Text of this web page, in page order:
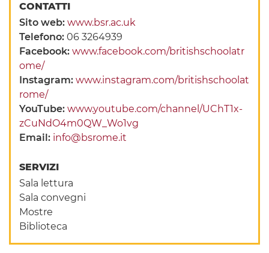
CONTATTI
Sito web:www.bsr.ac.uk
Telefono:06 3264939
Facebook:www.facebook.com/britishschoolatr
ome/
Instagram:www.instagram.com/britishschoolat
rome/
YouTube:www.youtube.com/channel/UChT1x-
zCuNdO4m0QW_Wo1vg
Email: info@bsrome.it
SERVIZI
Sala lettura
Sala convegni
Mostre
Biblioteca